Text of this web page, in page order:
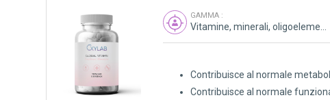
GAMMA :
Contribuisce al normale
Contribuisce al normale